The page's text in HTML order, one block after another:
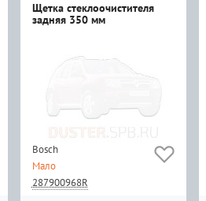
Щетка стеклоочистителя
задняя 350 мм
Bosch
Мало
287900968R